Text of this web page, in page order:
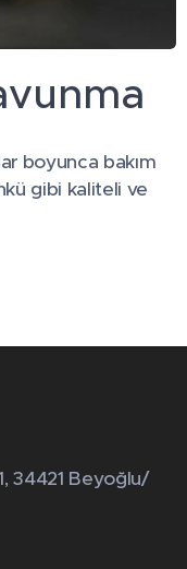
boyunca bakım
gibi kaliteli ve
34421 Beyoğlu/